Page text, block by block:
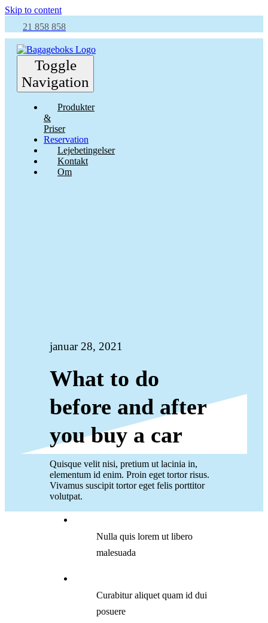
Skip to content
21 858 858
Toggle
Navigation
Produkter
&
Priser
Reservation
Lejebetingelser
Kontakt
Om
januar 28, 2021
What to do
before and after
you buy a car
Quisque velit nisi, pretium ut lacinia in,
elementum id enim. Proin eget tortor risus.
Vivamus suscipit tortor eget felis porttitor
volutpat.
Nulla quis lorem ut libero
malesuada
Curabitur aliquet quam id dui
posuere